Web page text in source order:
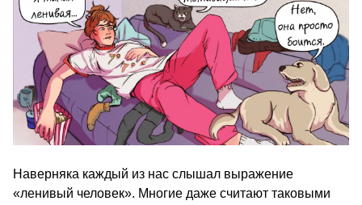
Наверняка каждый из нас слышал выражение
«ленивый человек». Многие даже считают таковыми